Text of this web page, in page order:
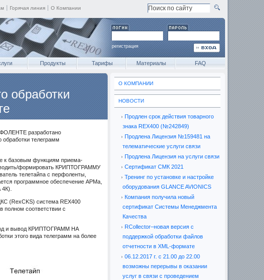
регистрация
Продукты Тарифы Материалы
FAQ
400
обработки
разработано
телеграмм
к базовым функциям приема-
формировать КРИПТОГРАММУ
телетайпа с перфоленты,
программное обеспечение АРМа,
(RexCKS) система REX400
полном соответствии с
и вывод КРИПТОГРАММ НА
этого вида телеграмм на более
О КОМПАНИИ
НОВОСТИ
Продлен срок действия товарного
знака REX400 (№242849)
Продлена Лицензия №159481 на
телематические услуги связи
Продлена Лицензия на услуги связи
Сертификат СМК 2021
Тренинг по установке и настройке
оборудования GLANCE AVIONICS
Компания получила новый
сертификат Системы Менеджмента
Качества
RCollector–новая версия с
поддержкой обработки файлов
отчетности в XML-формате
06.12.2017 г. с 21.00 до 22.00
возможны перерывы в оказании
услуг в связи с проведением
Горячая линия О Компании